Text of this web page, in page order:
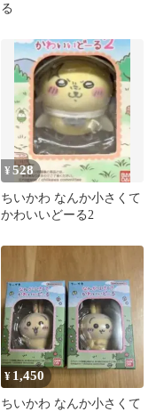
る
¥528
ちいかわ なんか小さくて
かわいいどーる2
¥ 1,450
ちいかわ なんか小さくて